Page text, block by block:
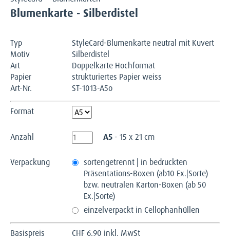
Blumenkarte - Silberdistel
Typ
StyleCard-Blumenkarte neutral mit Kuvert
Motiv
Silberdistel
Art
Doppelkarte Hochformat
Papier
strukturiertes Papier weiss
Art-Nr.
ST-1013-A5o
Format
Anzahl A5 - 15 x 21 cm
Verpackung
sortengetrennt | in bedruckten
Präsentations-Boxen (ab10 Ex.|Sorte)
bzw. neutralen Karton-Boxen (ab 50
Ex.|Sorte)
einzelverpackt in Cellophanhüllen
Basispreis CHF 6.90 inkl. MwSt